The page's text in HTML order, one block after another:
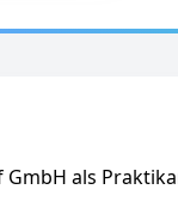
GmbH als